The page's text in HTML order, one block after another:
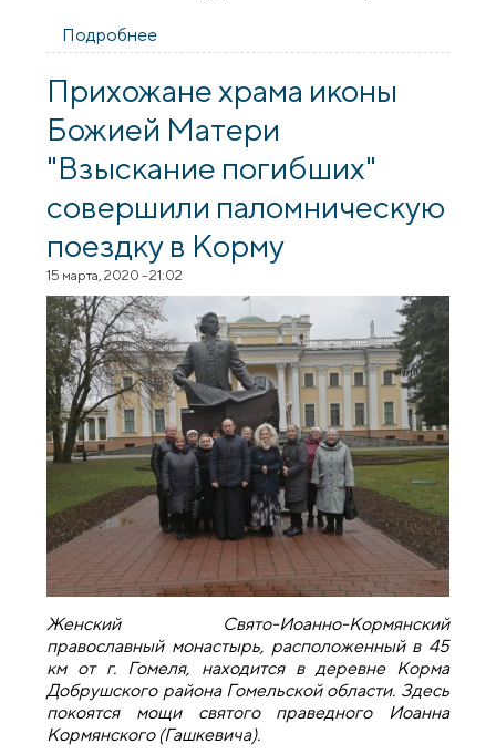
Подробнее
Покровского собора в Свято-Иоанно-
Прихожане храма иконы
Божией Матери
"Взыскание погибших"
совершили паломническую
поездку в Корму
15 марта, 2020 - 21:02
Женский Свято-Иоанно-Кормянский
православный монастырь, расположенный в 45
км от г. Гомеля, находится в деревне Корма
Добрушского района Гомельской области. Здесь
покоятся мощи святого праведного Иоанна
Кормянского (Гашкевича).